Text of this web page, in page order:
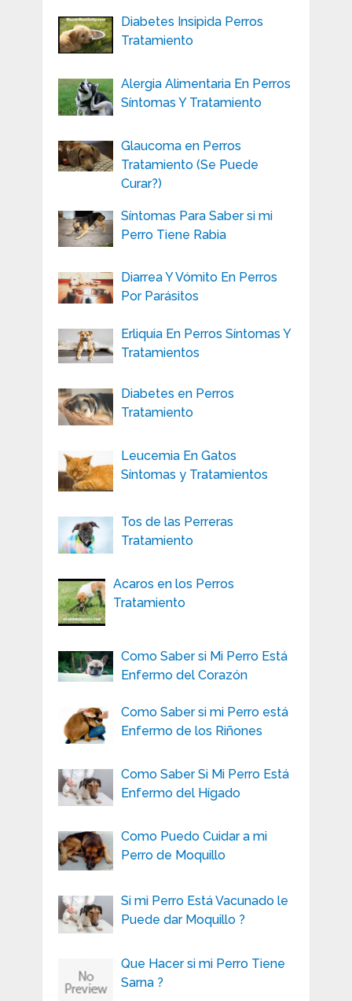
Diabetes Insipida Perros
Tratamiento
Alergia Alimentaria En Perros
Síntomas Y Tratamiento
Glaucoma en Perros
Tratamiento (Se Puede
Curar?)
Síntomas Para Saber si mi
Perro Tiene Rabia
Diarrea Y Vómito En Perros
Por Parásitos
Erliquia En Perros Síntomas Y
Tratamientos
Diabetes en Perros
Tratamiento
Leucemia En Gatos
Síntomas y Tratamientos
Tos de las Perreras
Tratamiento
Acaros en los Perros
Tratamiento
Como Saber si Mi Perro Está
Enfermo del Corazón
Como Saber si mi Perro está
Enfermo de los Riñones
Como Saber Si Mi Perro Está
Enfermo del Hígado
Como Puedo Cuidar a mi
Perro de Moquillo
Si mi Perro Está Vacunado le
Puede dar Moquillo ?
Que Hacer si mi Perro Tiene
Sarna ?